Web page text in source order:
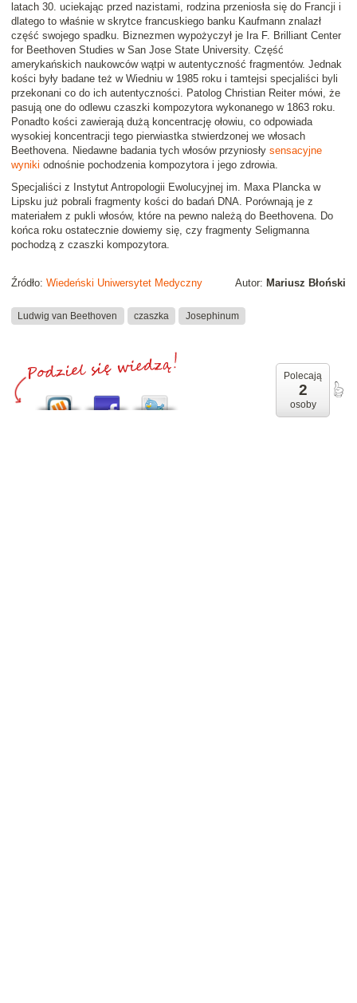
latach 30. uciekając przed nazistami, rodzina przeniosła się do Francji i
dlatego to właśnie w skrytce francuskiego banku Kaufmann znalazł
część swojego spadku. Biznezmen wypożyczył je Ira F. Brilliant Center
for Beethoven Studies w San Jose State University. Część
amerykańskich naukowców wątpi w autentyczność fragmentów. Jednak
kości były badane też w Wiedniu w 1985 roku i tamtejsi specjaliści byli
przekonani co do ich autentyczności. Patolog Christian Reiter mówi, że
pasują one do odlewu czaszki kompozytora wykonanego w 1863 roku.
Ponadto kości zawierają dużą koncentrację ołowiu, co odpowiada
wysokiej koncentracji tego pierwiastka stwierdzonej we włosach
Beethovena. Niedawne badania tych włosów przyniosły sensacyjne
wyniki odnośnie pochodzenia kompozytora i jego zdrowia.
Specjaliści z Instytut Antropologii Ewolucyjnej im. Maxa Plancka w
Lipsku już pobrali fragmenty kości do badań DNA. Porównają je z
materiałem z pukli włosów, które na pewno należą do Beethovena. Do
końca roku ostatecznie dowiemy się, czy fragmenty Seligmanna
pochodzą z czaszki kompozytora.
Autor: Mariusz Błoński
Źródło: Wiedeński Uniwersytet Medyczny
Ludwig van Beethoven czaszka Josephinum
Polecają
2
osoby